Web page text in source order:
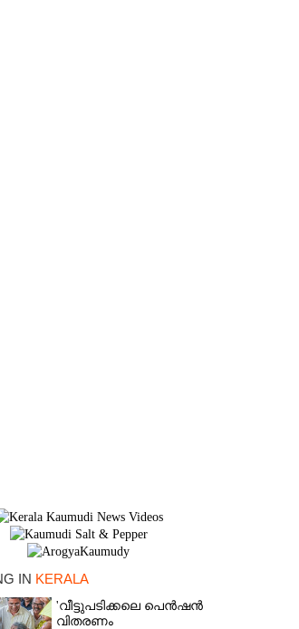
IN KERALA
'വീട്ടുപടിക്കലെ പെൻഷൻ
വിതരണം